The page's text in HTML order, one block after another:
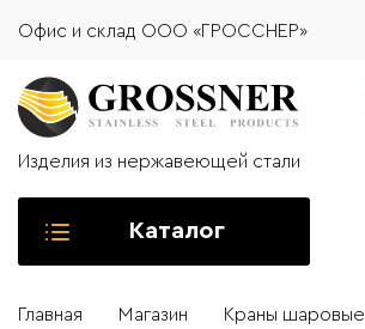
Офис и склад ООО «ГРОССНЕР»
Изделия из нержавеющей стали
Каталог
Главная Магазин Краны шаровые